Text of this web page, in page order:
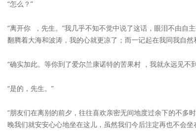
“怎么？”
“离开你 ，先生。”我几乎不知不觉中说了这话，眼泪不由自
翻腾着大海和波涛，我的心就更凉了；而一记起在我同我自
“确实加此。等你到了爱尔兰康诺特的苦果村 ，我就永远见
“是的，先生。”
“朋友们在离别的前夕，往往喜欢亲密无间地度过余下的不
晚我们就安安心心地坐在这儿，虽然我们今后注定再也不会